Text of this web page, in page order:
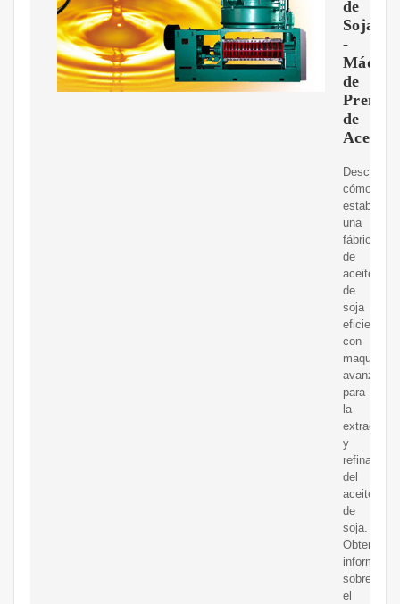
de
Soja
-
de
Prensa
de
Aceite
Descubra
cómo
establecer
una
fábrica
de
aceite
de
soja
eficiente
con
maquinaria
avanzada
para
la
extracción
y
refinación
del
aceite
de
soja.
Obtenga
sobre
el